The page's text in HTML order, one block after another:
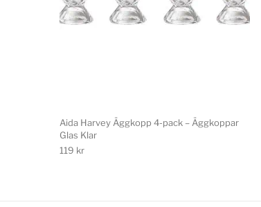
Aida Harvey Äggkopp 4-pack – Äggkoppar
Glas Klar
119 kr